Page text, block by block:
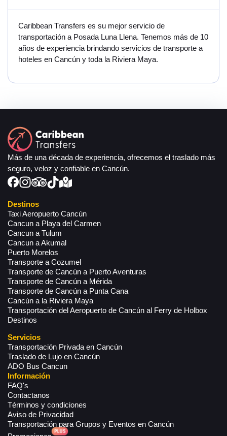
Caribbean Transfers es su mejor servicio de
transportación a Posada Luna Llena. Tenemos más de 10
años de experiencia brindando servicios de transporte a
hoteles en Cancún y toda la Riviera Maya.
Más de una década de experiencia, ofrecemos el traslado más
seguro, veloz y confiable en Cancún.
Destinos
Taxi Aeropuerto Cancún
Cancun a Playa del Carmen
Cancun a Tulum
Cancun a Akumal
Puerto Morelos
Transporte a Cozumel
Transporte de Cancún a Puerto Aventuras
Transporte de Cancún a Mérida
Transporte de Cancún a Punta Cana
Cancún a la Riviera Maya
Transportación del Aeropuerto de Cancún al Ferry de Holbox
Destinos
Servicios
Transportación Privada en Cancún
Traslado de Lujo en Cancún
ADO Bus Cancun
Información
FAQ's
Contactanos
Términos y condiciones
Aviso de Privacidad
Transportación para Grupos y Eventos en Cancún